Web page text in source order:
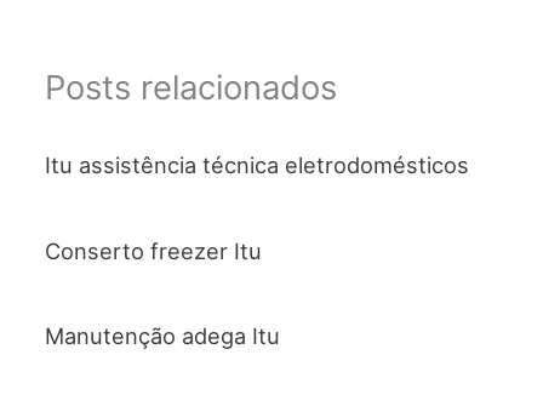
Posts relacionados
Itu assistência técnica eletrodomésticos
Conserto freezer Itu
Manutenção adega Itu